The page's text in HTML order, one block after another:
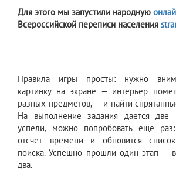
Для этого мы запустили народную
Всероссийской переписи населения
Правила игры просты: нужно
картинку на экране — интерьер
разных предметов, — и найти
На выполнение задания дается
успели, можно попробовать еще
отсчет времени и обновится
поиска. Успешно прошли один этап —
два.